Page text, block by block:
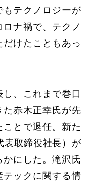
テクノロジーが
ナ禍で、テクノ
けたこともあっ
、これまで巻口
た赤木正幸氏が先
とで退任。新た
表取締役社長）が
にした。滝沢氏
テックに関する情